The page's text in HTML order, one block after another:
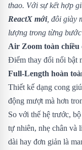
thao. Với sự kết hợp
ReactX mới, đôi giày
lượng trong từng
Air Zoom toàn chiều
Điểm thay đổi nổi bật
Full-Length hoàn
Thiết kế dạng cong
động mượt mà hơn
So với thế hệ trước,
tự nhiên, nhẹ chân và
dài hay đơn giản là